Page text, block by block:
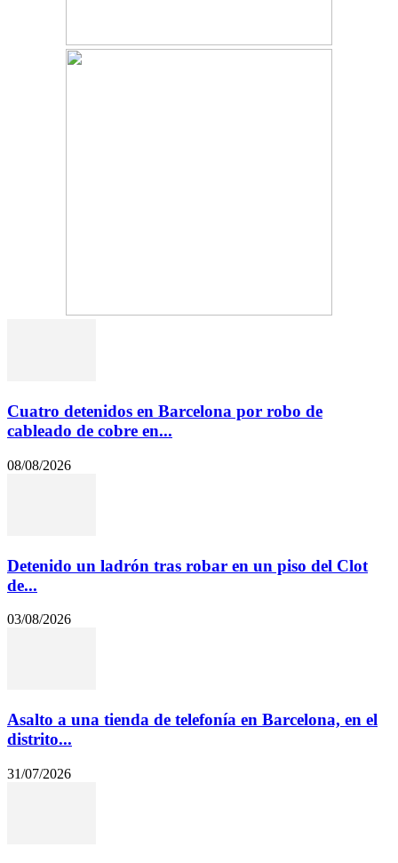
Cuatro detenidos en Barcelona por robo de
cableado de cobre en...
08/08/2026
Detenido un ladrón tras robar en un piso del Clot
de...
03/08/2026
Asalto a una tienda de telefonía en Barcelona, en el
distrito...
31/07/2026